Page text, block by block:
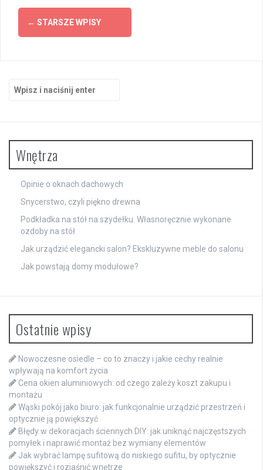
Nawigacja
po
← STARSZE WPISY
Wnętrza
Opinie o oknach dachowych
Snycerstwo, czyli piękno drewna
Podkładka na stół na szydełku. Własnoręcznie wykonane
ozdoby na stół
Jak urządzić elegancki salon? Ekskluzywne meble do salonu
Jak powstają domy modułowe?
Ostatnie wpisy
Nowoczesne osiedle – co to znaczy i jakie cechy realnie
wpływają na komfort życia
Cena okien aluminiowych: od czego zależy koszt zakupu i
montażu
Wąski pokój jako biuro: jak funkcjonalnie urządzić przestrzeń i
optycznie ją powiększyć
Błędy w dekoracjach ściennych DIY: jak uniknąć najczęstszych
pomyłek i naprawić montaż bez wymiany elementów
Jak wybrać lampę sufitową do niskiego sufitu, by optycznie
powiększyć i rozjaśnić wnętrze